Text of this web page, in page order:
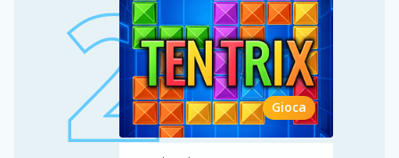
Gioca